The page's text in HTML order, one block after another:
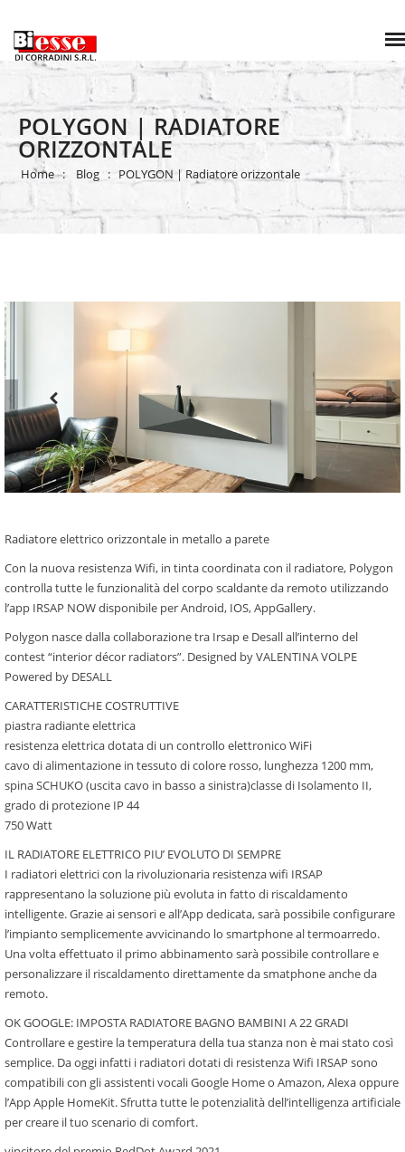
POLYGON | RADIATORE
ORIZZONTALE
Home Blog POLYGON | Radiatore orizzontale
Radiatore elettrico orizzontale in metallo a parete
Con la nuova resistenza Wifi, in tinta coordinata con il radiatore, Polygon
controlla tutte le funzionalità del corpo scaldante da remoto utilizzando
l’app IRSAP NOW disponibile per Android, IOS, AppGallery.
Polygon nasce dalla collaborazione tra Irsap e Desall all’interno del
contest “interior décor radiators”. Designed by VALENTINA VOLPE
Powered by DESALL
CARATTERISTICHE COSTRUTTIVE
piastra radiante elettrica
resistenza elettrica dotata di un controllo elettronico WiFi
cavo di alimentazione in tessuto di colore rosso, lunghezza 1200 mm,
spina SCHUKO (uscita cavo in basso a sinistra)classe di Isolamento II,
grado di protezione IP 44
750 Watt
IL RADIATORE ELETTRICO PIU’ EVOLUTO DI SEMPRE
I radiatori elettrici con la rivoluzionaria resistenza wifi IRSAP
rappresentano la soluzione più evoluta in fatto di riscaldamento
intelligente. Grazie ai sensori e all’App dedicata, sarà possibile configurare
l’impianto semplicemente avvicinando lo smartphone al termoarredo.
Una volta effettuato il primo abbinamento sarà possibile controllare e
personalizzare il riscaldamento direttamente da smatphone anche da
remoto.
OK GOOGLE: IMPOSTA RADIATORE BAGNO BAMBINI A 22 GRADI
Controllare e gestire la temperatura della tua stanza non è mai stato così
semplice. Da oggi infatti i radiatori dotati di resistenza Wifi IRSAP sono
compatibili con gli assistenti vocali Google Home o Amazon, Alexa oppure
l’App Apple HomeKit. Sfrutta tutte le potenzialità dell’intelligenza artificiale
per creare il tuo scenario di comfort.